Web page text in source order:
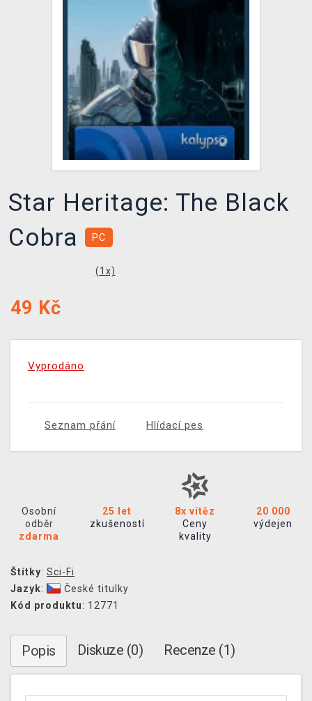
XZONE KLUB
TCG & BOARDGAME HUB
VÝKUP HER (BAZAR)
Star Heritage: The Black
Cobra
PC
(1 x)
49 Kč
Vyprodáno
Seznam přání Hlídací pes
Osobní
odběr
zdarma
25 let
zkušeností
8x vítěz
Ceny
kvality
20 000
výdejen
Štítky: Sci-Fi
Jazyk:
České titulky
Kód produktu: 12771
Popis Diskuze (0) Recenze (1)